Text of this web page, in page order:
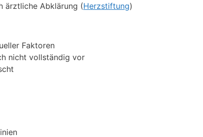
ärztliche Abklärung (Herzstiftung)
Faktoren
nicht vollständig vor